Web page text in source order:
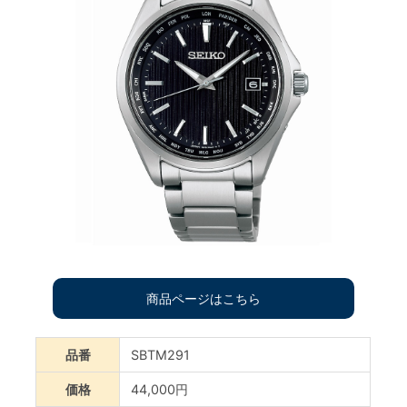
商品ページはこちら
品番 SBTM291
価格 44,000円